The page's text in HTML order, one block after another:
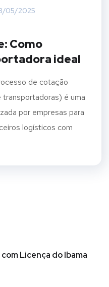
05/2025
Como
ideal
de cotação
é uma
por empresas para
logísticos com
Licença do Ibama